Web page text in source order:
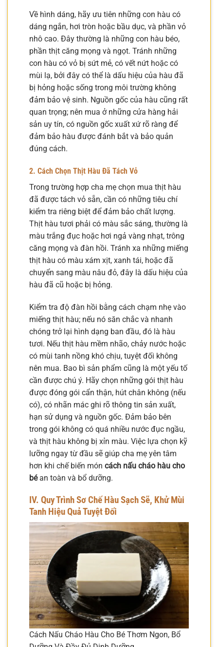
Về hình dáng, hãy ưu tiên những con hàu có
dáng ngắn, hơi tròn hoặc bầu dục, và phần vỏ
nhô cao. Đây thường là những con hàu béo,
phần thịt căng mọng và ngọt. Tránh những
con hàu có vỏ bị sứt mẻ, có vết nứt hoặc có
mùi lạ, bởi đây có thể là dấu hiệu của hàu đã
bị hỏng hoặc sống trong môi trường không
đảm bảo vệ sinh. Nguồn gốc của hàu cũng rất
quan trọng; nên mua ở những cửa hàng hải
sản uy tín, có nguồn gốc xuất xứ rõ ràng để
đảm bảo hàu được đánh bắt và bảo quản
đúng cách.
2. Cách Chọn Thịt Hàu Đã Tách Vỏ
Trong trường hợp cha mẹ chọn mua thịt hàu
đã được tách vỏ sẵn, cần có những tiêu chí
kiểm tra riêng biệt để đảm bảo chất lượng.
Thịt hàu tươi phải có màu sắc sáng, thường là
màu trắng đục hoặc hơi ngả vàng nhạt, trông
căng mọng và đàn hồi. Tránh xa những miếng
thịt hàu có màu xám xịt, xanh tái, hoặc đã
chuyển sang màu nâu đỏ, đây là dấu hiệu của
hàu đã cũ hoặc bị hỏng.
Kiểm tra độ đàn hồi bằng cách chạm nhẹ vào
miếng thịt hàu; nếu nó săn chắc và nhanh
chóng trở lại hình dạng ban đầu, đó là hàu
tươi. Nếu thịt hàu mềm nhão, chảy nước hoặc
có mùi tanh nồng khó chịu, tuyệt đối không
nên mua. Bao bì sản phẩm cũng là một yếu tố
cần được chú ý. Hãy chọn những gói thịt hàu
được đóng gói cẩn thận, hút chân không (nếu
có), có nhãn mác ghi rõ thông tin sản xuất,
hạn sử dụng và nguồn gốc. Đảm bảo bên
trong gói không có quá nhiều nước đục ngầu,
và thịt hàu không bị xỉn màu. Việc lựa chọn kỹ
lưỡng ngay từ đầu sẽ giúp cha mẹ yên tâm
hơn khi chế biến món cách nấu cháo hàu cho
béan toàn và bổ dưỡng.
IV. Quy Trình Sơ Chế Hàu Sạch Sẽ, Khử Mùi
Tanh Hiệu Quả Tuyệt Đối
Cách Nấu Cháo Hàu Cho Bé Thơm Ngon, Bổ